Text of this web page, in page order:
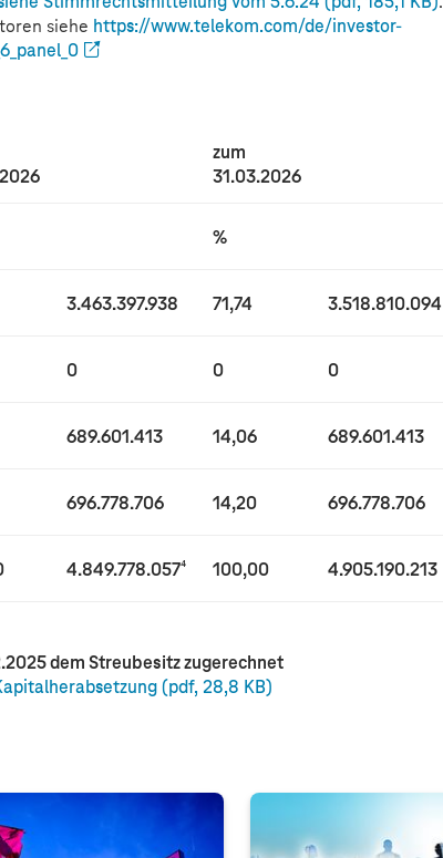
siehe https://www.telekom.com/de/investor-
zum
31.03.2026
%
3.463.397.938 71,74 3.518.810.094
0 0 0
689.601.413 14,06 689.601.413
696.778.706 14,20 696.778.706
4.849.778.057⁴ 100,00 4.905.190.213
dem Streubesitz zugerechnet
(pdf, 28,8 KB)